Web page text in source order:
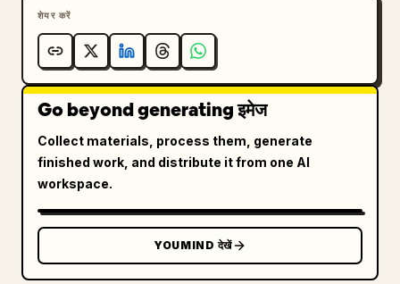
अनुवाद आइकन के साथ “번역 전” लेबल वाला एक सफेद बटन,
प्रॉम्प्ट बॉडी: पीले पैनल को एक साफ सन्स-सेरिफ़ फ़ॉन्ट, गहरे भूरे
रंग, बाईं ओर अलाइन किए गए घने कोरियन पैराग्राफ टेक्स्ट से
भरें। ठीक 3 इनलाइन टोकन को हल्के नीले रंग के राउंडेड
हाईलाइट बॉक्स के साथ हाईलाइट करें: “Some ice”,
“Sweet, Yogurt, Classic”, और “Have Someice
Day”। इस बॉडी टेक्स्ट का उपयोग करें:
이름의 모던하고 미니멀한 아이스크림 매장 내부를
사실적인 건축 렌더링으로 생성하세요. 정면 좌석
구역에서 서비스를 카운터를 바라보는 시점입니다.
공간은 높고 좁으며, 크림색 석고 벽, 회색 콘크리
트 바닥, 회색 질감의 뒷벽, 흰색 사각 타일 카운
शेयर करें
Go beyond generating इमेज
Collect materials, process them, generate
finished work, and distribute it from one AI
workspace.
YOUMIND देखें